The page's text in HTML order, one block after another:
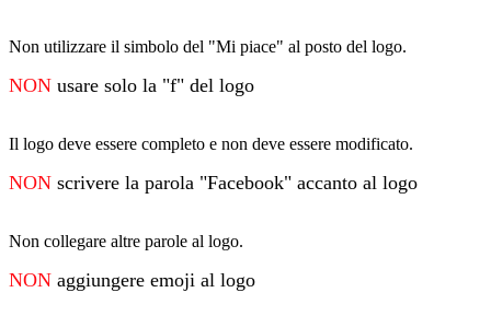
Non utilizzare il simbolo del "Mi piace" al posto del logo.
NON usare solo la "f" del logo
Il logo deve essere completo e non deve essere modificato.
NON scrivere la parola "Facebook" accanto al logo
Non collegare altre parole al logo.
NON aggiungere emoji al logo